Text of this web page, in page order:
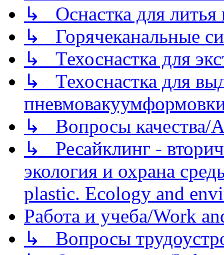
↳ Оснастка для литья
↳ Горячеканальные
↳ Техоснастка для
↳ Техоснастка для
↳ Вопросы качества/
↳ Ресайклинг -
экология и охрана
plastic. Ecology and
Работа и учеба/Work
↳ Вопросы